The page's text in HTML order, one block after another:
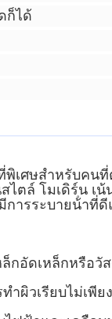
ก็ได้
พิเศษสําหรับค
ตล์ โมเดิร์น เ
ารระบายน้ําที่
กอัดเหล็กหรือ
ผิวเรียบไม่เ